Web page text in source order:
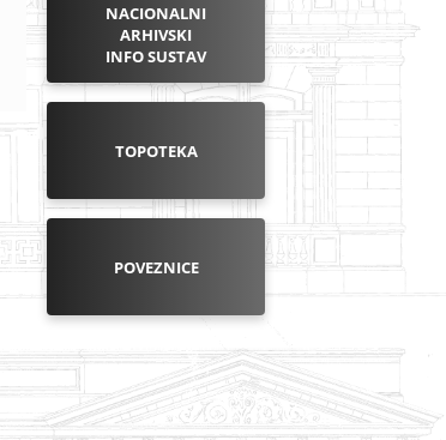
NACIONALNI
ARHIVSKI
INFO SUSTAV
TOPOTEKA
POVEZNICE